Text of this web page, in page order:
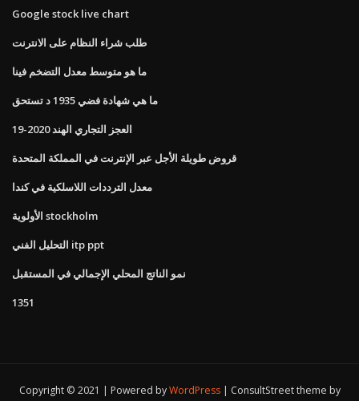
Google stock live chart
طلب شراء النظام على الانترنت
ما هو متوسط ​​معدل التضخم فينا
ما هي شهادة فضي 1935 د تستحق
العجز التجاري الهند 2020-19
قروض طويلة الأجل عبر الإنترنت في المملكة المتحدة
معدل الترددات اللاسلكية في كندا
الأولوية stockholm
التحليل الفني itp ppt
نمو الناتج المحلي الإجمالي في المستقبل
1351
Copyright © 2021 | Powered byWordPress
ConsultStreet theme by